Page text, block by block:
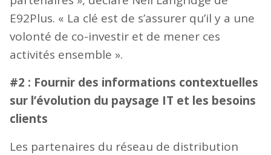
E92Plus. « La clé est de s’assurer qu’il y a une
volonté de co-investir et de mener ces
activités ensemble ».
#2 : Fournir des informations contextuelles
sur l’évolution du paysage IT et les besoins
clients
Les partenaires du réseau de distribution